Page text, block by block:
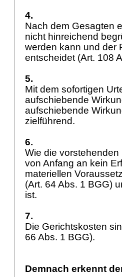
4.
Nach dem Gesagten
nicht hinreichend
werden kann und der
entscheidet (Art. 108
5.
Mit dem sofortigen
aufschiebende
aufschiebende
zielführend.
6.
Wie die
von Anfang an kein
materiellen
(Art. 64 Abs. 1 BGG)
ist.
7.
Die Gerichtskosten
66 Abs. 1 BGG).
Demnach erkennt